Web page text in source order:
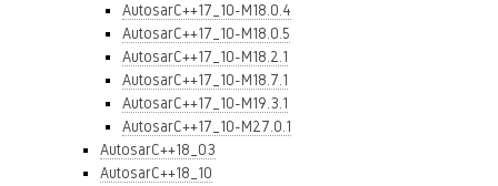
AutosarC++17_10-M18.0.4
AutosarC++17_10-M18.0.5
AutosarC++17_10-M18.2.1
AutosarC++17_10-M18.7.1
AutosarC++17_10-M19.3.1
AutosarC++17_10-M27.0.1
AutosarC++18_03
AutosarC++18_10